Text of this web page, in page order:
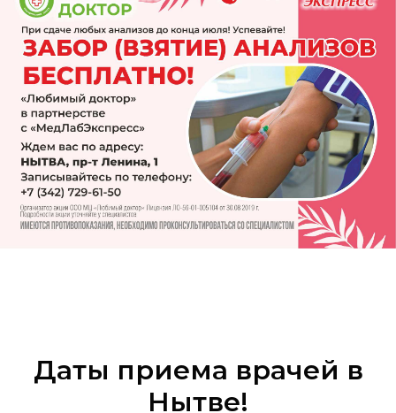
Даты приема врачей в
Нытве!